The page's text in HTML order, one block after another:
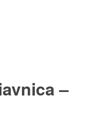
–